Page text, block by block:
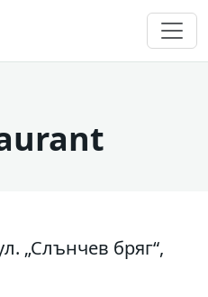
„Слънчев бряг“,